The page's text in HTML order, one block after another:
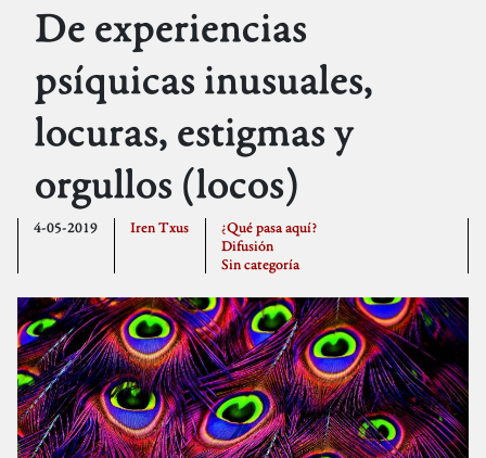
De experiencias
psíquicas inusuales,
locuras, estigmas y
orgullos (locos)
4-05-2019 Iren Txus
¿Qué pasa aquí?
Difusión
Sin categoría